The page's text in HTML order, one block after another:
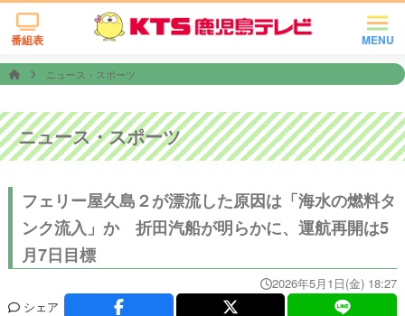
MENU
番組表
ニュース・スポーツ
ニュース・スポーツ
フェリー屋久島２が漂流した原因は「海水の燃料タ
ンク流入」か 折田汽船が明らかに、運航再開は5
月7日目標
2026年5月1日(金) 18:27
シェア